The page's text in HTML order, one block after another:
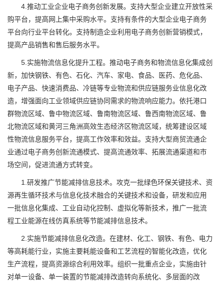
4.推动工业企业电子商务创新发展。支持大型企业建立开放性采
购平台，提高网上集中采购水平。支持有条件的大型企业电子商务
平台向行业平台转化。支持制造企业利用电子商务创新营销模式，
提高产品销售和售后服务水平。
5.实施物流信息化提升工程。推动电子商务和物流信息化集成创
新，加快钢铁、有色、石化、汽车、家电、食品、医药、危化品、
电子产品、快速消费品、冷链等专业物流和供应链服务业信息化改
造，增强面向工业领域供应链协同需求的物流响应能力。依托港口
群物流区域、鲁中物流区域、鲁南物流区域、鲁西南物流区域、鲁
北物流区域和黄河三角洲高效生态经济区物流区域，统筹建设区域
性物流信息服务平台，提高工作效率和效益。支持大型商贸流通企
业通过电子商务创新流通模式、提高流通效率、拓展流通渠道和市
场空间，促进流通方式转变。
1.研发推广节能减排信息技术。攻克一批绿色环保关键技术、资
源再生循环技术与信息化技术融合的关键技术和设备，研发和应用
一批信息化集成、工业自动化控制、虚拟化等新技术，推广一批流
程工业能源在线仿真系统等节能减排信息技术。
2.实施节能减排信息化改造。在建材、化工、钢铁、有色、电力
等高耗能行业，实施主要耗能设备和工艺流程的智能化改造，优化
生产流程，提高资源综合利用效率。组织一批重点企业，实施由针
对单一设备、单一装置的节能减排改造转向系统化、多层面的改